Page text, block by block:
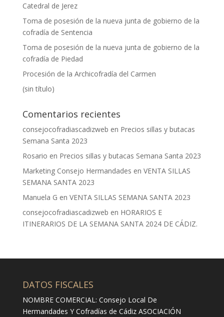
Catedral de Jerez
Toma de posesión de la nueva junta de gobierno de la
cofradía de Sentencia
Toma de posesión de la nueva junta de gobierno de la
cofradía de Piedad
Procesión de la Archicofradía del Carmen
(sin título)
Comentarios recientes
consejocofradiascadizweb en Precios sillas y butacas
Semana Santa 2023
Rosario en Precios sillas y butacas Semana Santa 2023
Marketing Consejo Hermandades en VENTA SILLAS
SEMANA SANTA 2023
Manuela G en VENTA SILLAS SEMANA SANTA 2023
consejocofradiascadizweb en HORARIOS E
ITINERARIOS DE LA SEMANA SANTA 2024 DE CÁDIZ.
DATOS FISCALES
NOMBRE COMERCIAL: Consejo Local De
Hermandades Y Cofradías de Cádiz ASOCIACIÓN